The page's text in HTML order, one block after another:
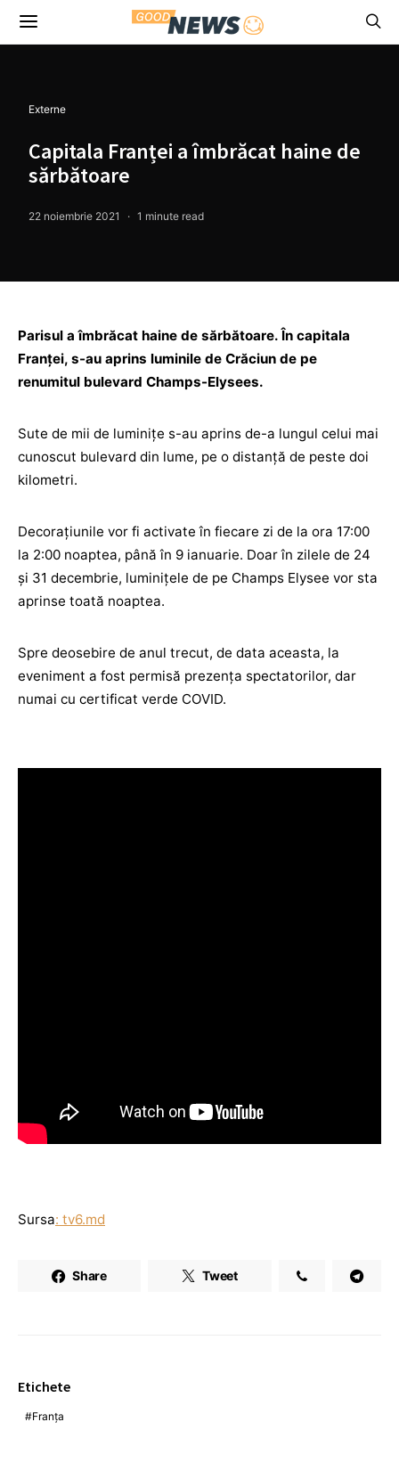
Externe
Capitala Franței a îmbrăcat haine de
sărbătoare
22 noiembrie 2021 1 minute read
Parisul a îmbrăcat haine de sărbătoare. În capitala
Franţei, s-au aprins luminile de Crăciun de pe
renumitul bulevard Champs-Elysees.
Sute de mii de luminiţe s-au aprins de-a lungul celui mai
cunoscut bulevard din lume, pe o distanţă de peste doi
kilometri.
Decorațiunile vor fi activate în fiecare zi de la ora 17:00
la 2:00 noaptea, până în 9 ianuarie. Doar în zilele de 24
și 31 decembrie, luminițele de pe Champs Elysee vor sta
aprinse toată noaptea.
Spre deosebire de anul trecut, de data aceasta, la
eveniment a fost permisă prezența spectatorilor, dar
numai cu certificat verde COVID.
Sursa: tv6.md
Share Tweet
Etichete
Franța